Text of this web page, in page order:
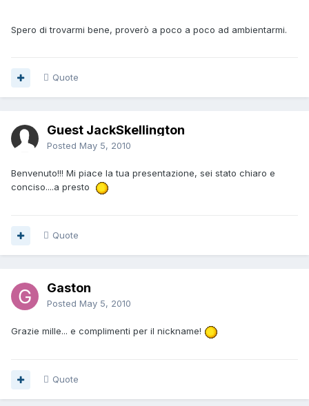
Spero di trovarmi bene, proverò a poco a poco ad ambientarmi.
Quote
Guest JackSkellington
Posted May 5, 2010
Benvenuto!!! Mi piace la tua presentazione, sei stato chiaro e
conciso....a presto
Quote
Gaston
Posted May 5, 2010
Grazie mille... e complimenti per il nickname!
Quote